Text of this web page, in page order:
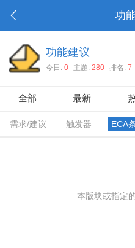
功
功能建议
今日: 0 主题: 280 排名: 7
全部 最新
需求/建议 触发器 ECA
本版块或指定